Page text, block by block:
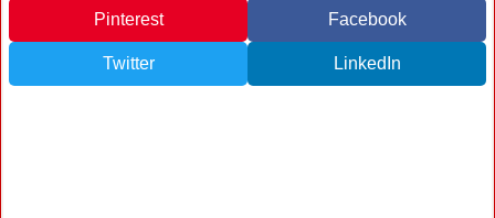
Pinterest Facebook
Twitter LinkedIn